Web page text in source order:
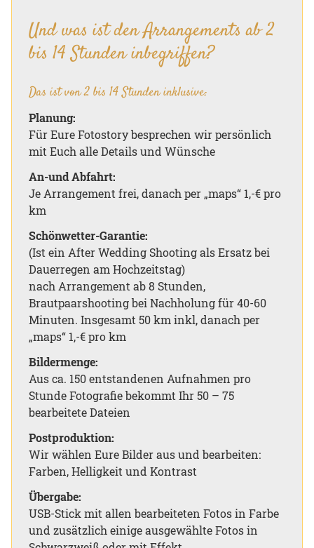
Und was ist den Arrangements ab 2
bis 14 Stunden inbegriffen?
Das ist von 2 bis 14 Stunden inklusive:
Planung:
Für Eure Fotostory besprechen wir persönlich
mit Euch alle Details und Wünsche
An-und Abfahrt:
Je Arrangement frei, danach per „maps“ 1,-€ pro
km
Schönwetter-Garantie:
(Ist ein After Wedding Shooting als Ersatz bei
Dauerregen am Hochzeitstag)
nach Arrangement ab 8 Stunden,
Brautpaarshooting bei Nachholung für 40-60
Minuten. Insgesamt 50 km inkl, danach per
„maps“ 1,-€ pro km
Bildermenge:
Aus ca. 150 entstandenen Aufnahmen pro
Stunde Fotografie bekommt Ihr 50 – 75
bearbeitete Dateien
Postproduktion:
Wir wählen Eure Bilder aus und bearbeiten:
Farben, Helligkeit und Kontrast
Übergabe:
USB-Stick mit allen bearbeiteten Fotos in Farbe
und zusätzlich einige ausgewählte Fotos in